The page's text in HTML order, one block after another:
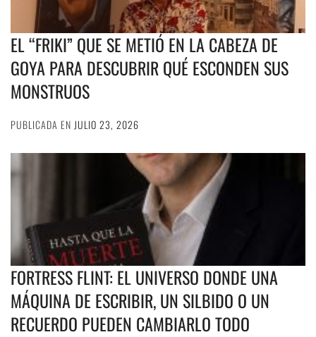
EL “FRIKI” QUE SE METIÓ EN LA CABEZA DE
GOYA PARA DESCUBRIR QUÉ ESCONDEN SUS
MONSTRUOS
PUBLICADA EN JULIO 23, 2026
FORTRESS FLINT: EL UNIVERSO DONDE UNA
MÁQUINA DE ESCRIBIR, UN SILBIDO O UN
RECUERDO PUEDEN CAMBIARLO TODO